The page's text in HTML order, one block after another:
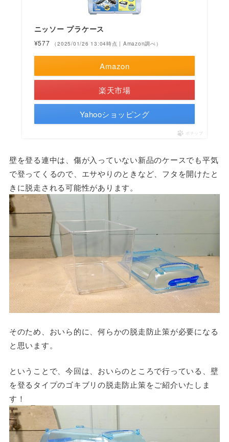
ニッソー プラケース
¥577 （2025/01/26 13:04時点 | Amazon調べ）
Amazon
楽天市場
Yahooショッピング
ポチップ
壁を登る連中は、傷が入っていない新品のケースでも平気
で登ってくるので、エサやりのときなど、フタを開けたと
きに脱走される可能性があります。
そのため、おいら的に、何らかの脱走防止策が必要になる
と思います。
ということで、今回は、おいらのところで行っている、壁
を登るタイプのゴキブリの脱走防止策をご紹介いたしま
す！